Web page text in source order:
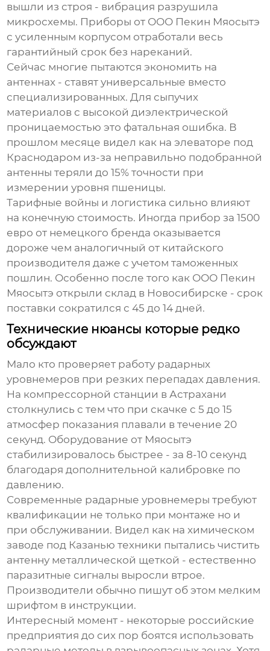
вышли из строя - вибрация разрушила
микросхемы. Приборы от ООО Пекин Мяосытэ
с усиленным корпусом отработали весь
гарантийный срок без нареканий.
Сейчас многие пытаются экономить на
антеннах - ставят универсальные вместо
специализированных. Для сыпучих
материалов с высокой диэлектрической
проницаемостью это фатальная ошибка. В
прошлом месяце видел как на элеваторе под
Краснодаром из-за неправильно подобранной
антенны теряли до 15% точности при
измерении уровня пшеницы.
Тарифные войны и логистика сильно влияют
на конечную стоимость. Иногда прибор за 1500
евро от немецкого бренда оказывается
дороже чем аналогичный от китайского
производителя даже с учетом таможенных
пошлин. Особенно после того как ООО Пекин
Мяосытэ открыли склад в Новосибирске - срок
поставки сократился с 45 до 14 дней.
Технические нюансы которые редко
обсуждают
Мало кто проверяет работу радарных
уровнемеров при резких перепадах давления.
На компрессорной станции в Астрахани
столкнулись с тем что при скачке с 5 до 15
атмосфер показания плавали в течение 20
секунд. Оборудование от Мяосытэ
стабилизировалось быстрее - за 8-10 секунд
благодаря дополнительной калибровке по
давлению.
Современные радарные уровнемеры требуют
квалификации не только при монтаже но и
при обслуживании. Видел как на химическом
заводе под Казанью техники пытались чистить
антенну металлической щеткой - естественно
паразитные сигналы выросли втрое.
Производители обычно пишут об этом мелким
шрифтом в инструкции.
Интересный момент - некоторые российские
предприятия до сих пор боятся использовать